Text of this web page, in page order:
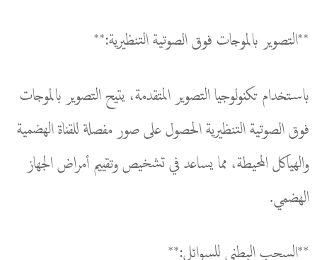
**التصوير بالموجات فوق الصوتية التنظيرية:**
باستخدام تكنولوجيا التصوير المتقدمة، يتيح التصوير بالموجات
فوق الصوتية التنظيرية الحصول على صور مفصلة للقناة الهضمية
والهياكل المحيطة، مما يساعد في تشخيص وتقييم أمراض الجهاز
الهضمي.
**السحب البطني للسوائل:**